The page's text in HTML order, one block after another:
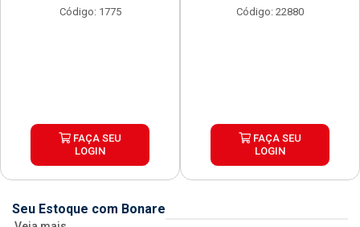
Código: 1775
FAÇA SEU
LOGIN
Código: 22880
FAÇA SEU
LOGIN
Seu Estoque com Bonare